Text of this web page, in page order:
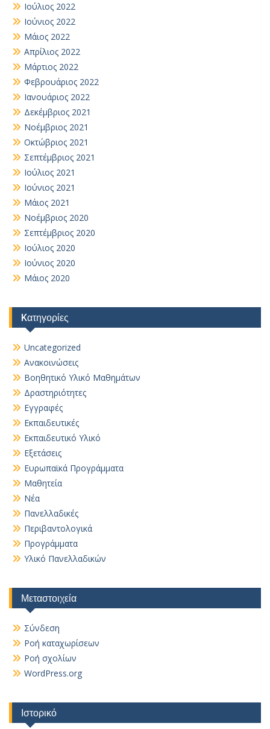
Ιούλιος 2022
Ιούνιος 2022
Μάιος 2022
Απρίλιος 2022
Μάρτιος 2022
Φεβρουάριος 2022
Ιανουάριος 2022
Δεκέμβριος 2021
Νοέμβριος 2021
Οκτώβριος 2021
Σεπτέμβριος 2021
Ιούλιος 2021
Ιούνιος 2021
Μάιος 2021
Νοέμβριος 2020
Σεπτέμβριος 2020
Ιούλιος 2020
Ιούνιος 2020
Μάιος 2020
Kατηγορίες
Uncategorized
Ανακοινώσεις
Βοηθητικό Yλικό Mαθημάτων
Δραστηριότητες
Εγγραφές
Εκπαιδευτικές
Εκπαιδευτικό Υλικό
Εξετάσεις
Ευρωπαϊκά Προγράμματα
Μαθητεία
Νέα
Πανελλαδικές
Περιβαντολογικά
Προγράμματα
Υλικό Πανελλαδικών
Μεταστοιχεία
Σύνδεση
Ροή καταχωρίσεων
Ροή σχολίων
WordPress.org
Ιστορικό